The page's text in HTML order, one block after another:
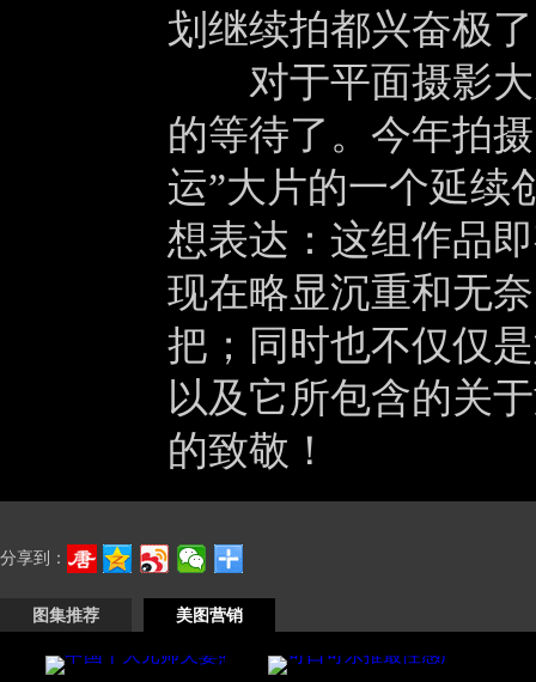
划继续拍都兴奋极
对于平面摄影大
的等待了。今年拍
运”大片的一个延续
想表达：这组作品
现在略显沉重和无
把；同时也不仅仅
以及它所包含的关
的致敬！
分享到：
图集推荐 美图营销